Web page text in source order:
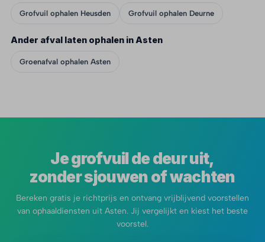
Grofvuil ophalen Heusden Grofvuil ophalen Deurne
Ander afval laten ophalen in Asten
Groenafval ophalen Asten
Je grofvuil de deur uit,
zonder sjouwen of wachten
Bereken gratis je richtprijs en ontvang vrijblijvend voorstellen
van ophaaldiensten uit Asten. Jij vergelijkt en kiest het beste
voorstel.